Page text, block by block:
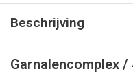
Beschrijving
Garnalencomplex /